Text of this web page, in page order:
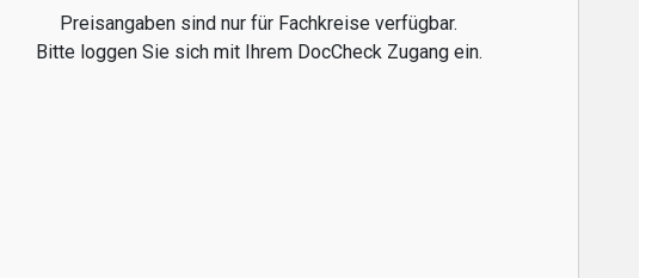
Preisangaben sind nur für Fachkreise verfügbar.
Bitte loggen Sie sich mit Ihrem DocCheck Zugang ein.